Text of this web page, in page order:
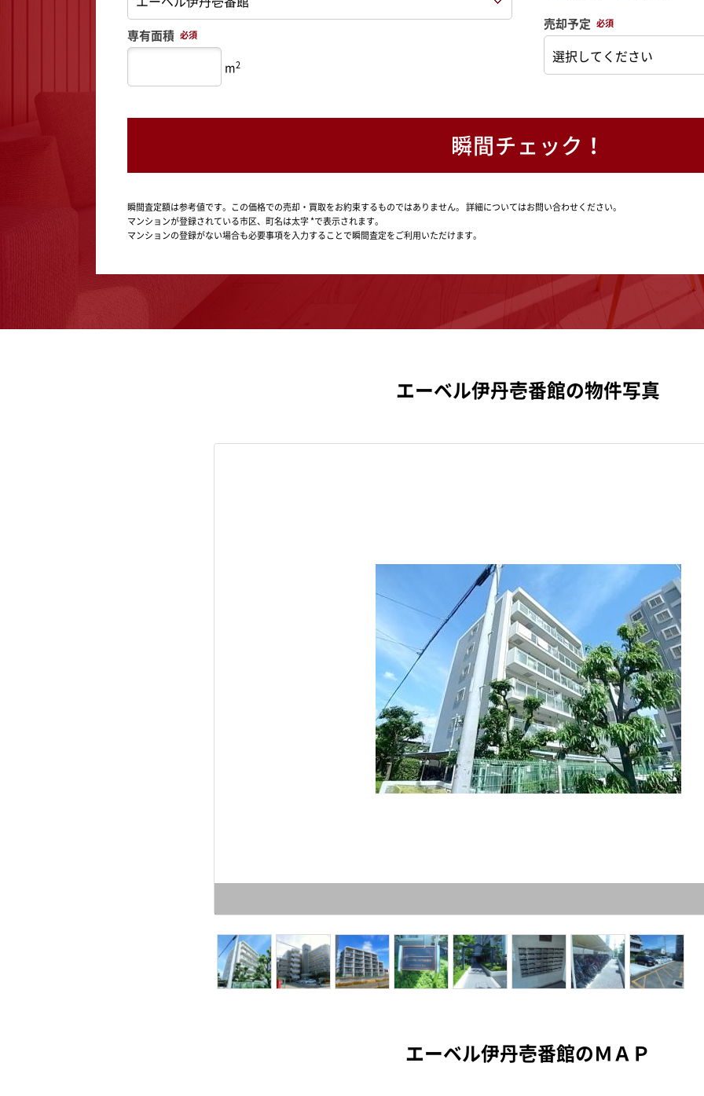
専有面積 必須
m2
売却予定 必須
瞬間チェック！
瞬間査定額は参考値です。この価格での売却・買取をお約束するものではありません。 詳細についてはお問い合わせください。
マンションが登録されている市区、町名は太字 *で表示されます。
マンションの登録がない場合も必要事項を入力することで瞬間査定をご利用いただけます。
エーベル伊丹壱番館の物件写真
エーベル伊丹壱番館のＭＡＰ